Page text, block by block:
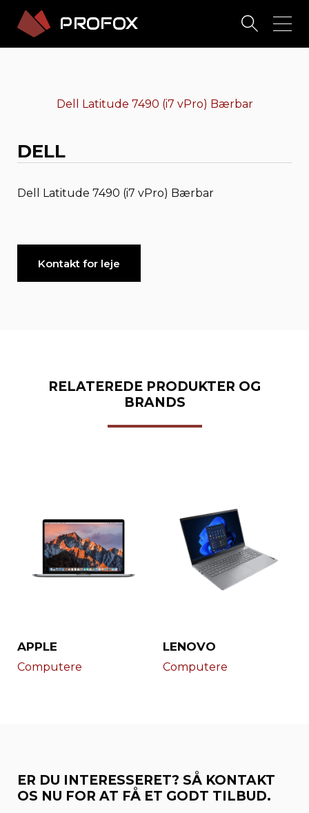
Dell Latitude 7490 (i7 vPro) Bærbar
DELL
Dell Latitude 7490 (i7 vPro) Bærbar
Kontakt for leje
RELATEREDE PRODUKTER OG
BRANDS
APPLE
Computere
LENOVO
Computere
ER DU INTERESSERET? SÅ KONTAKT
OS NU FOR AT FÅ ET GODT TILBUD.